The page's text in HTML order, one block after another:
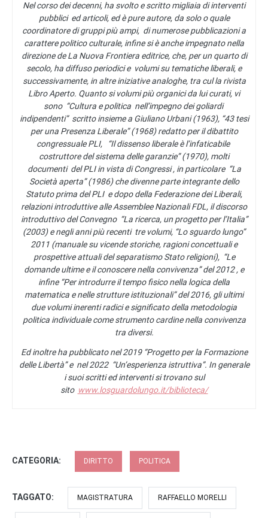
Nel corso dei decenni, ha svolto e scritto migliaia di interventi
pubblici ed articoli, ed è pure autore, da solo o quale
coordinatore di gruppi più ampi, di numerose pubblicazioni a
carattere politico culturale, infine si è anche impegnato nella
direzione de La Nuova Frontiera editrice, che, per un quarto di
secolo, ha diffuso periodici e volumi su tematiche liberali, e
successivamente, in altre iniziative analoghe, tra cul la rivista
Libro Aperto. Quanto si volumi più organici da lui curati, vi
sono “Cultura e politica nell’impegno dei goliardi
indipendenti” scritto insieme a Giuliano Urbani (1963), “43 tesi
per una Presenza Liberale” (1968) redatto per il dibattito
congressuale PLI, “Il dissenso liberale è l’infaticabile
costruttore del sistema delle garanzie” (1970), molti
documenti del PLI in vista di Congressi , in particolare “La
Società aperta” (1986) che divenne parte integrante dello
Statuto prima del PLI e dopo della Federazione dei Liberali,
relazioni introduttive alle Assemblee Nazionali FDL, il discorso
introduttivo del Convegno “La ricerca, un progetto per l’Italia”
(2003) e negli anni più recenti tre volumi, “Lo sguardo lungo”
2011 (manuale su vicende storiche, ragioni concettuali e
prospettive attuali del separatismo Stato religioni), “Le
domande ultime e il conoscere nella convivenza” del 2012 , e
infine “Per introdurre il tempo fisico nella logica della
matematica e nelle strutture istituzionali” del 2016, gli ultimi
due volumi inerenti radici e significato della metodologia
politica individuale come strumento cardine nella convivenza
tra diversi.
Ed inoltre ha pubblicato nel 2019 “Progetto per la Formazione
delle Libertà” e nel 2022 “Un’esperienza istruttiva”. In generale
i suoi scritti ed interventi si trovano sul
sito www.losguardolungo.it/biblioteca/
CATEGORIA: DIRITTO POLITICA
TAGGATO: MAGISTRATURA RAFFAELLO MORELLI